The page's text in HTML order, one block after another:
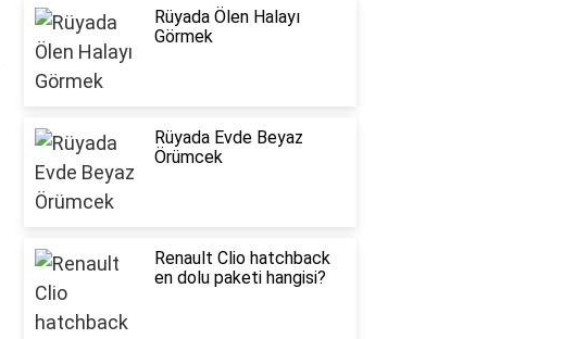
Rüyada Ölen Halayı
Görmek
Rüyada Evde Beyaz
Örümcek
Renault Clio hatchback
en dolu paketi hangisi?